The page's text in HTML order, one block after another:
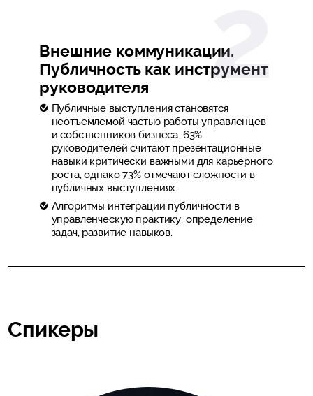
Внешние коммуникации.
Публичность как инструмент
руководителя
Публичные выступления становятся
неотъемлемой частью работы управленцев
и собственников бизнеса. 63%
руководителей считают презентационные
навыки критически важными для карьерного
роста, однако 73% отмечают сложности в
публичных выступлениях.
Алгоритмы интеграции публичности в
управленческую практику: определение
задач, развитие навыков.
Спикеры